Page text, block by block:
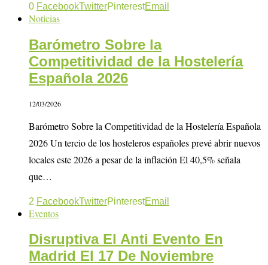
0 FacebookTwitterPinterestEmail
Noticias
Barómetro Sobre la
Competitividad de la Hostelería
Española 2026
12/03/2026
Barómetro Sobre la Competitividad de la Hostelería Española
2026 Un tercio de los hosteleros españoles prevé abrir nuevos
locales este 2026 a pesar de la inflación El 40,5% señala
que…
2 FacebookTwitterPinterestEmail
Eventos
Disruptiva El Anti Evento En
Madrid El 17 De Noviembre